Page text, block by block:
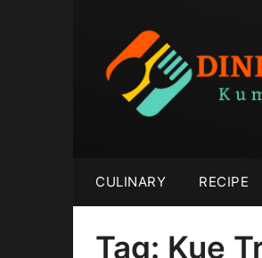
CULINARY RECIPE
Tag: Kue